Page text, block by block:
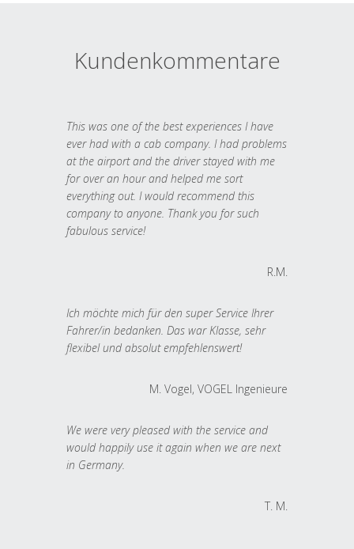
Kundenkommentare
This was one of the best experiences I have
ever had with a cab company. I had problems
at the airport and the driver stayed with me
for over an hour and helped me sort
everything out. I would recommend this
company to anyone. Thank you for such
fabulous service!
R.M.
Ich möchte mich für den super Service Ihrer
Fahrer/in bedanken. Das war Klasse, sehr
flexibel und absolut empfehlenswert!
M. Vogel, VOGEL Ingenieure
We were very pleased with the service and
would happily use it again when we are next
in Germany.
T. M.